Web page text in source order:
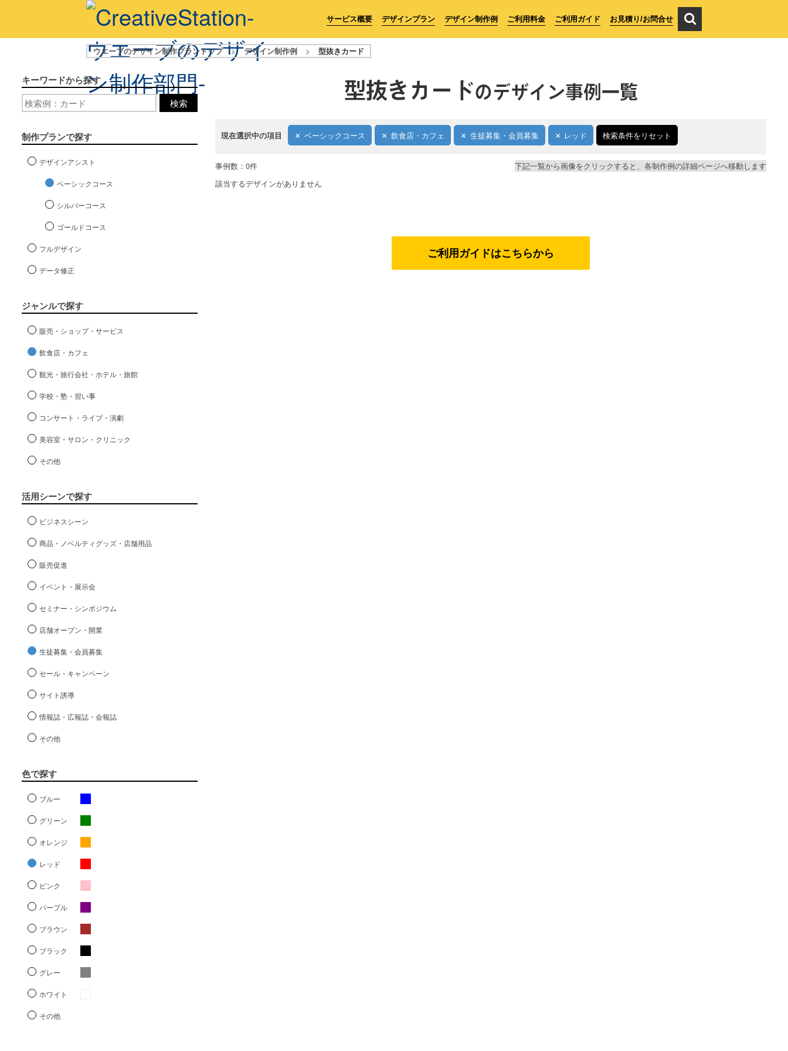
サービス概要 デザインプラン デザイン制作例 ご利用料金 ご利用ガイド お見積り/お問合せ
ウエーブのデザイン制作プラントップ > デザイン制作例 > 型抜きカード
型抜きカードのデザイン事例一覧
現在選択中の項目 ベーシックコース 飲食店・カフェ 生徒募集・会員募集 レッド 検索条件をリセット
キーワードから探す
検索
制作プランで探す
デザインアシスト
ベーシックコース
シルバーコース
ゴールドコース
フルデザイン
データ修正
ジャンルで探す
販売・ショップ・サービス
飲食店・カフェ
観光・旅行会社・ホテル・旅館
学校・塾・習い事
コンサート・ライブ・演劇
美容室・サロン・クリニック
その他
活用シーンで探す
ビジネスシーン
商品・ノベルティグッズ・店舗用品
販売促進
イベント・展示会
セミナー・シンポジウム
店舗オープン・開業
生徒募集・会員募集
セール・キャンペーン
サイト誘導
情報誌・広報誌・会報誌
その他
色で探す
ブルー
グリーン
オレンジ
レッド
ピンク
パープル
ブラウン
ブラック
グレー
ホワイト
その他
事例数：0件
下記一覧から画像をクリックすると、各制作例の詳細ページへ移動します
該当するデザインがありません
ご利用ガイドはこちらから